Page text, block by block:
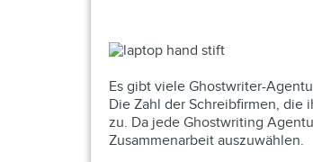
Es gibt viele Ghostwriter-
Die Zahl der Schreibfirmen, die
zu. Da jede Ghostwriting
Zusammenarbeit auszuwählen.